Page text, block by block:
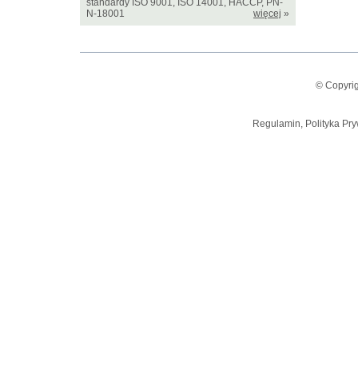
standardy ISO 9001, ISO 14001, HACCP, PN-
N-18001
więcej »
©
Regulamin, Polityka